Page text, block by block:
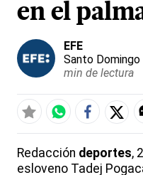
en el
EFE
Santo Domingo
min de lectura
Redacción deportes,
esloveno Tadej